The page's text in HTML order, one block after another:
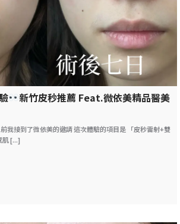
新竹皮秒推薦 Feat.微依美精品醫美
我接到了微依美的邀請 這次體驗的項目是 「皮秒雷射+雙
肌 [...]